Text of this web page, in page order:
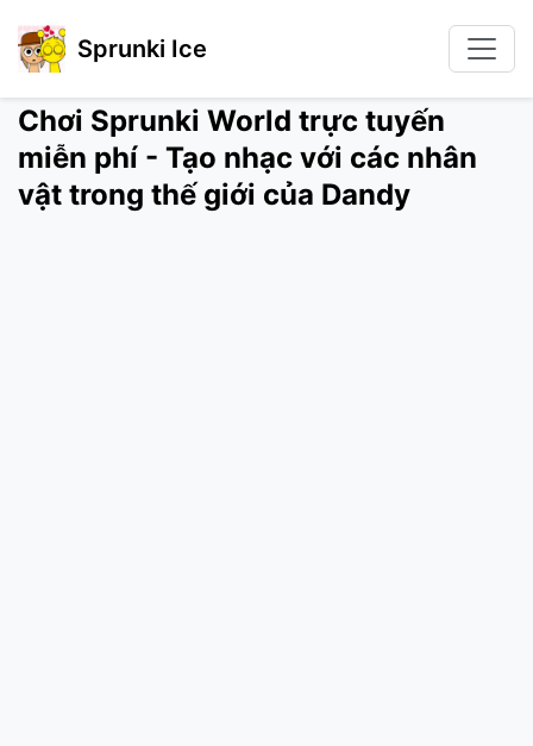
Sprunki Ice
Chơi Sprunki World trực tuyến
miễn phí - Tạo nhạc với các nhân
vật trong thế giới của Dandy